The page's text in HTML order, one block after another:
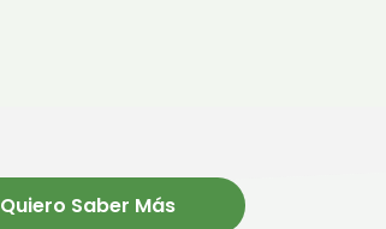
Quiero Saber Más